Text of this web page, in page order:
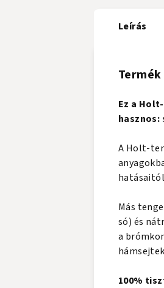
Leírás
Ez a
hasznos:
A Holt-
Más
só) és
a
100%